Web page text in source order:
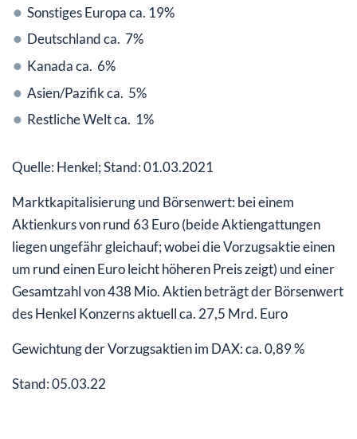
Sonstiges Europa ca. 19%
Deutschland ca. 7%
Kanada ca. 6%
Asien/Pazifik ca. 5%
Restliche Welt ca. 1%
Quelle: Henkel; Stand: 01.03.2021
Marktkapitalisierung und Börsenwert: bei einem
Aktienkurs von rund 63 Euro (beide Aktiengattungen
liegen ungefähr gleichauf; wobei die Vorzugsaktie einen
um rund einen Euro leicht höheren Preis zeigt) und einer
Gesamtzahl von 438 Mio. Aktien beträgt der Börsenwert
des Henkel Konzerns aktuell ca. 27,5 Mrd. Euro
Gewichtung der Vorzugsaktien im DAX: ca. 0,89 %
Stand: 05.03.22